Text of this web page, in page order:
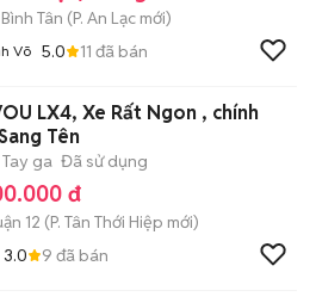
Tân (P. An Lạc mới)
Võ 5.0 11 đã bán
Xe Rất Ngon , chính
Tên
Tay ga Đã sử dụng
đ
12 (P. Tân Thới Hiệp mới)
3.0 9 đã bán